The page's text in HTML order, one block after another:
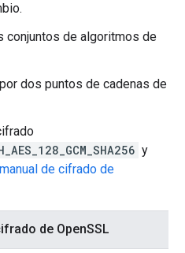
conjuntos de algoritmos de
dos puntos de cadenas de
y
de cifrado de
de OpenSSL